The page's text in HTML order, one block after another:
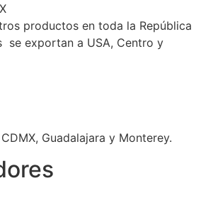
productos en toda la República
se exportan a USA, Centro y
Guadalajara y Monterey.